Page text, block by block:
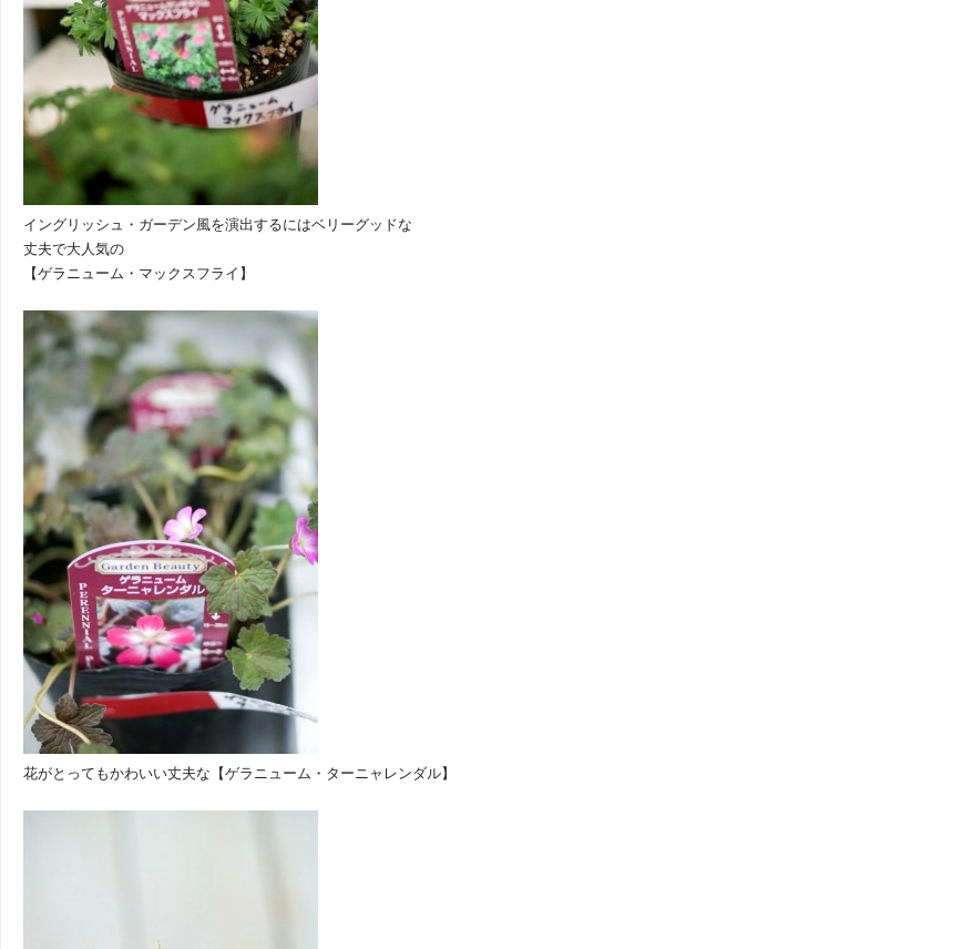
イングリッシュ・ガーデン風を演出するにはベリーグッドな
丈夫で大人気の
【ゲラニューム・マックスフライ】
花がとってもかわいい丈夫な【ゲラニューム・ターニャレンダル】